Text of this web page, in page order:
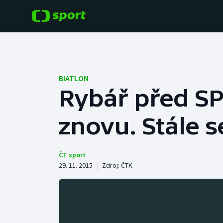
Hokej
Tenis
Cyklistika
Baseball a softbal
Basketbal
Boby a skeleton
BIATLON
Rybář před
znovu. Stále
ČT sport
29. 11. 2015 | Zdroj: ČTK